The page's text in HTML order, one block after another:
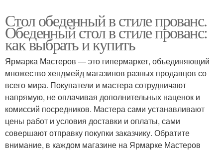
Стол обеденный в стиле прованс.
Обеденный стол в стиле прованс:
как выбрать и купить
Ярмарка Мастеров — это гипермаркет, объединяющий
множество хендмейд магазинов разных продавцов со
всего мира. Покупатели и мастера сотрудничают
напрямую, не оплачивая дополнительных наценок и
комиссий посредников. Мастера сами устанавливают
цены работ и условия доставки и оплаты, сами
совершают отправку покупки заказчику. Обратите
внимание, в каждом магазине на Ярмарке Мастеров